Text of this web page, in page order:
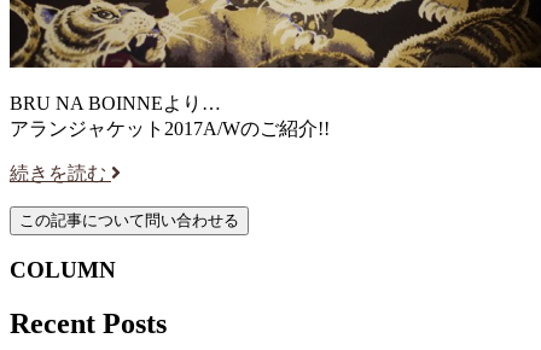
BRU NA BOINNEより…
アランジャケット2017A/Wのご紹介!!
続きを読む
COLUMN
Recent Posts